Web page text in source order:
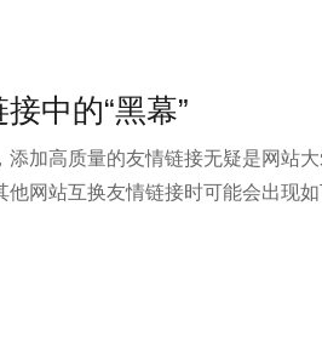
中的“黑幕”
添加高质量的友情链接无疑是网站
网站互换友情链接时可能会出现如